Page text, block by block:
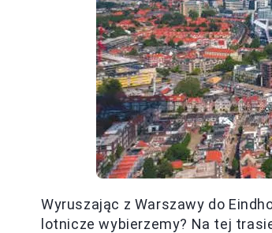
Wyruszając z Warszawy do
lotnicze wybierzemy? Na tej